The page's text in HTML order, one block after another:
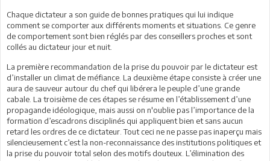
Chaque dictateur a son guide de bonnes pratiques qui lui indique
comment se comporter aux différents moments et situations. Ce genre
de comportement sont bien réglés par des conseillers proches et sont
collés au dictateur jour et nuit.
La première recommandation de la prise du pouvoir par le dictateur est
d’installer un climat de méfiance. La deuxième étape consiste à créer une
aura de sauveur autour du chef qui libérera le peuple d’une grande
cabale. La troisième de ces étapes se résume en l’établissement d’une
propagande idéologique, mais aussi on n'oublie pas l’importance de la
formation d’escadrons disciplinés qui appliquent bien et sans aucun
retard les ordres de ce dictateur. Tout ceci ne ne passe pas inaperçu mais
silencieusement c’est la non-reconnaissance des institutions politiques et
la prise du pouvoir total selon des motifs douteux. L’élimination des